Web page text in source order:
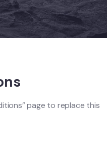
page to replace this